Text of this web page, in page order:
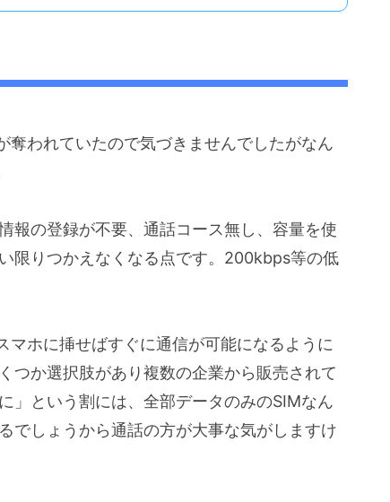
われていたので気づきませんでしたがなん
報の登録が不要、通話コース無し、容量を使
限りつかえなくなる点です。200kbps等の低
ホに挿せばすぐに通信が可能になるように
つか選択肢があり複数の企業から販売されて
」という割には、全部データのみのSIMなん
でしょうから通話の方が大事な気がしますけ